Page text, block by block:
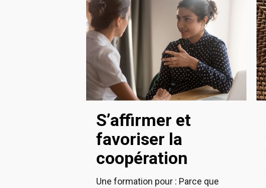
S’affirmer et
favoriser la
coopération
Une formation pour : Parce que